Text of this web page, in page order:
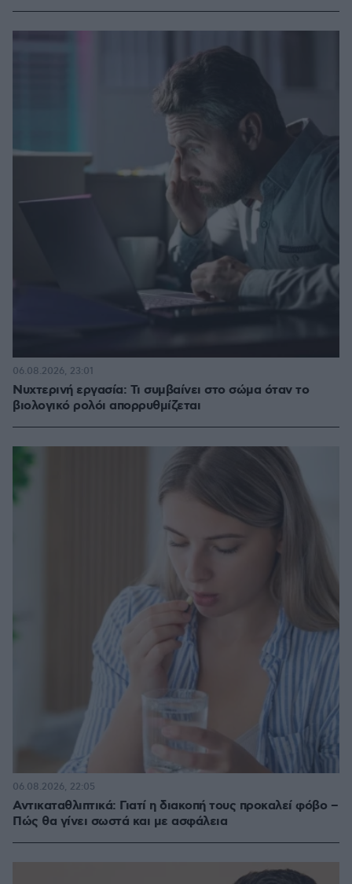
Νυχτερινή εργασία: Τι συμβαίνει στο σώμα όταν το
βιολογικό ρολόι απορρυθμίζεται
06.08.2026, 23:01
Αντικαταθλιπτικά: Γιατί η διακοπή τους προκαλεί φόβο –
Πώς θα γίνει σωστά και με ασφάλεια
06.08.2026, 22:05